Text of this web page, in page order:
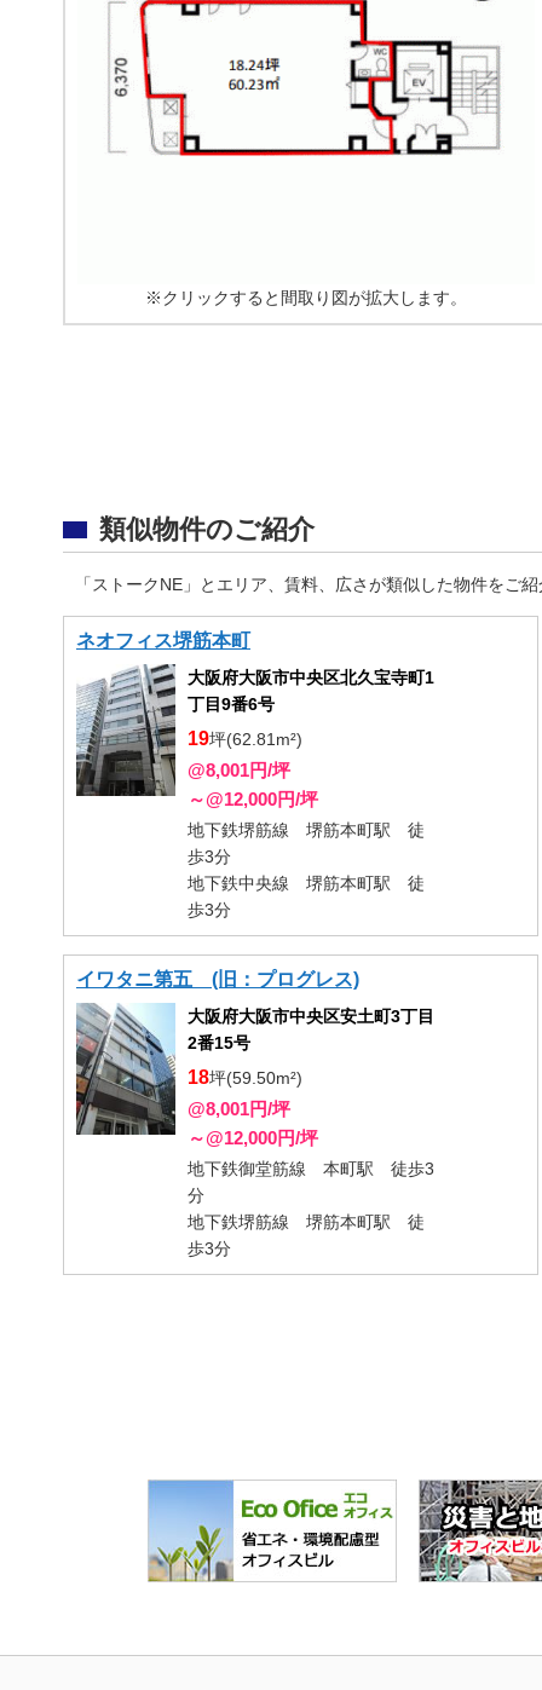
※クリックすると間取り図が拡大します。
類似物件のご紹介
「ストークNE」とエリア、賃料、広さが類似した物件をご
ネオフィス堺筋本町
大阪府大阪市中央区北久宝寺町1
丁目9番6号
19坪(62.81m²)
@8,001円/坪
～@12,000円/坪
地下鉄堺筋線 堺筋本町駅 徒
歩3分
地下鉄中央線 堺筋本町駅 徒
歩3分
イワタニ第五 (旧：プログレス)
大阪府大阪市中央区安土町3丁目
2番15号
18坪(59.50m²)
@8,001円/坪
～@12,000円/坪
地下鉄御堂筋線 本町駅 徒歩3
分
地下鉄堺筋線 堺筋本町駅 徒
歩3分